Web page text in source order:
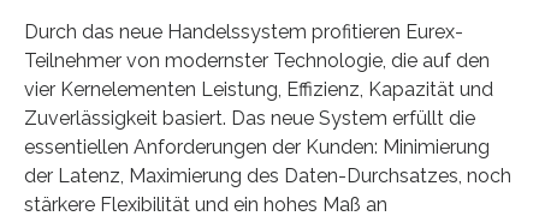
Durch das neue Handelssystem profitieren Eurex-
Teilnehmer von modernster Technologie, die auf den
vier Kernelementen Leistung, Effizienz, Kapazität und
Zuverlässigkeit basiert. Das neue System erfüllt die
essentiellen Anforderungen der Kunden: Minimierung
der Latenz, Maximierung des Daten-Durchsatzes, noch
stärkere Flexibilität und ein hohes Maß an